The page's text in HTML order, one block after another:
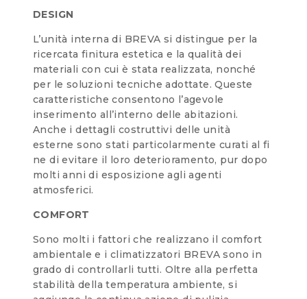
DESIGN
L’unità interna di BREVA si distingue per la
ricercata finitura estetica e la qualità dei
materiali con cui è stata realizzata, nonché
per le soluzioni tecniche adottate. Queste
caratteristiche consentono l’agevole
inserimento all’interno delle abitazioni.
Anche i dettagli costruttivi delle unità
esterne sono stati particolarmente curati al fi
ne di evitare il loro deterioramento, pur dopo
molti anni di esposizione agli agenti
atmosferici.
COMFORT
Sono molti i fattori che realizzano il comfort
ambientale e i climatizzatori BREVA sono in
grado di controllarli tutti. Oltre alla perfetta
stabilità della temperatura ambiente, si